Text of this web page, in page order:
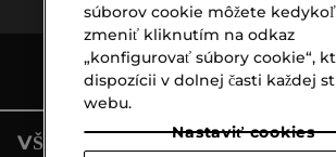
VŠETKY NOVINKY
súborov cookie môžete
zmeniť kliknutím na odkaz
„konfigurovať súbory cookie“,
dispozícii v dolnej časti každej
webu.
Nastaviť cookies